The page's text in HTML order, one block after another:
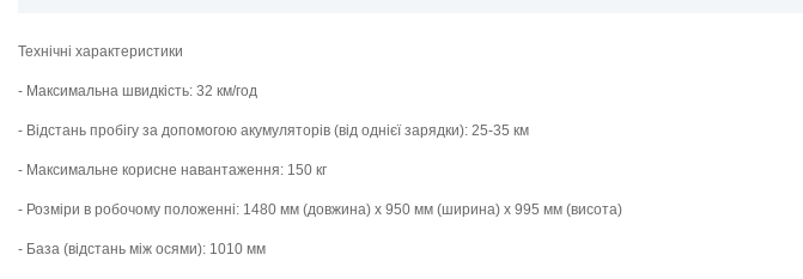
Технічні характеристики
- Максимальна швидкість: 32 км/год
- Відстань пробігу за допомогою акумуляторів (від однієї зарядки): 25-35 км
- Максимальне корисне навантаження: 150 кг
- Розміри в робочому положенні: 1480 мм (довжина) х 950 мм (ширина) х 995 мм (висота)
- База (відстань між осями): 1010 мм